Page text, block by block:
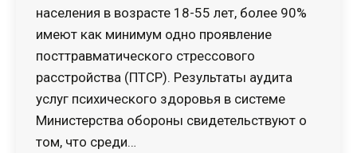
населения в возрасте 18-55 лет, более 90%
имеют как минимум одно проявление
посттравматического стрессового
расстройства (ПТСР). Результаты аудита
услуг психического здоровья в системе
Министерства обороны свидетельствуют о
том, что среди…